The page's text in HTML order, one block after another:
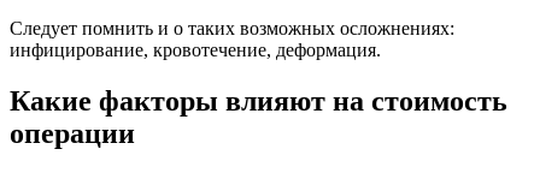
Следует помнить и о таких возможных осложнениях:
инфицирование, кровотечение, деформация.
Какие факторы влияют на стоимость
операции